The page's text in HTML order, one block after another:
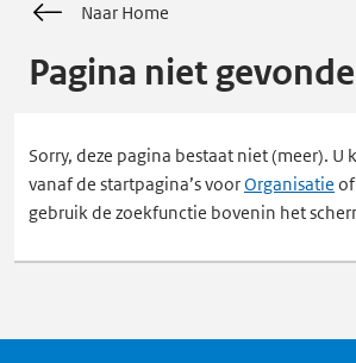
Naar Home
Pagina niet
Sorry, deze pagina bestaat niet (meer). U
vanaf de startpagina’s voorOrganisatie of
gebruik de zoekfunctie bovenin het